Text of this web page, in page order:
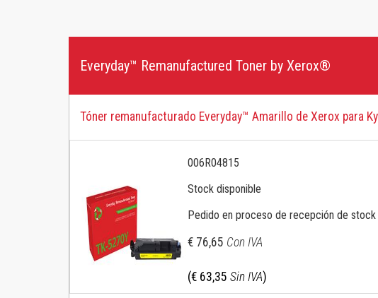
Brother Color
Brother Mono
HP Color
HP Ink
Konica Minolta
HP PageWide
Samsung Colour
Samsung Mono
Everyday™ Remanufactured Toner by Xerox®
Tóner remanufacturado Everyday™ Amarillo de Xerox para
006R04815
Stock disponible
Pedido en proceso de recepción de stock
€ 76,65 Con IVA
(€ 63,35 Sin IVA)